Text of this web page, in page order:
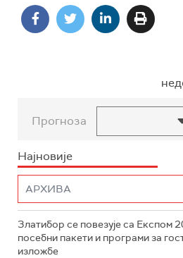
Прогноза
Најновије
Златибор се повезује са Експом
посебни пакети и програми за
изложбе